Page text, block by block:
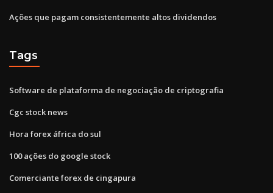
Ações que pagam consistentemente altos dividendos
Tags
Software de plataforma de negociação de criptografia
Cgc stock news
Hora forex áfrica do sul
100 ações do google stock
Comerciante forex de cingapura